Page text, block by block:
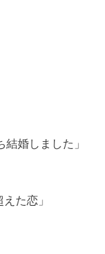
婚しました」
た恋」